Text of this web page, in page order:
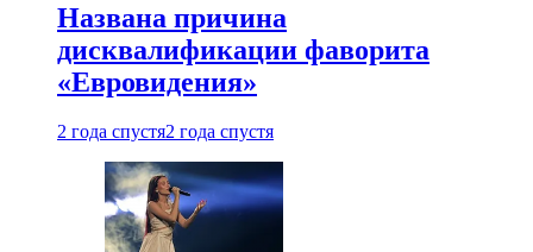
Названа причина
дисквалификации фаворита
«Евровидения»
2 года спустя2 года спустя